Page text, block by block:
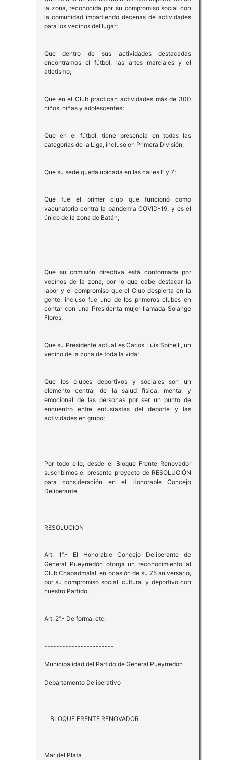
la zona, reconocida por su compromiso social con
la comunidad impartiendo decenas de actividades
para los vecinos del lugar;
Que dentro de sus actividades destacadas
encontramos el fútbol, las artes marciales y el
atletismo;
Que en el Club practican actividades más de 300
niños, niñas y adolescentes;
Que en el fútbol, tiene presencia en todas las
categorías de la Liga, incluso en Primera División;
Que su sede queda ubicada en las calles F y 7;
Que fue el primer club que funcionó como
vacunatorio contra la pandemia COVID-19, y es el
único de la zona de Batán;
Que su comisión directiva está conformada por
vecinos de la zona, por lo que cabe destacar la
labor y el compromiso que el Club despierta en la
gente, incluso fue uno de los primeros clubes en
contar con una Presidenta mujer llamada Solange
Flores;
Que su Presidente actual es Carlos Luis Spinelli, un
vecino de la zona de toda la vida;
Que los clubes deportivos y sociales son un
elemento central de la salud física, mental y
emocional de las personas por ser un punto de
encuentro entre entusiastas del deporte y las
actividades en grupo;
Por todo ello, desde el Bloque Frente Renovador
suscribimos el presente proyecto de RESOLUCIÓN
para consideración en el Honorable Concejo
Deliberante
RESOLUCION
Art. 1°.- El Honorable Concejo Deliberante de
General Pueyrredón otorga un reconocimiento al
Club Chapadmalal, en ocasión de su 75 aniversario,
por su compromiso social, cultural y deportivo con
nuestro Partido.
Art. 2°.- De forma, etc.
-----------------------
Municipalidad del Partido de General Pueyrredon
Departamento Deliberativo
BLOQUE FRENTE RENOVADOR
Mar del Plata